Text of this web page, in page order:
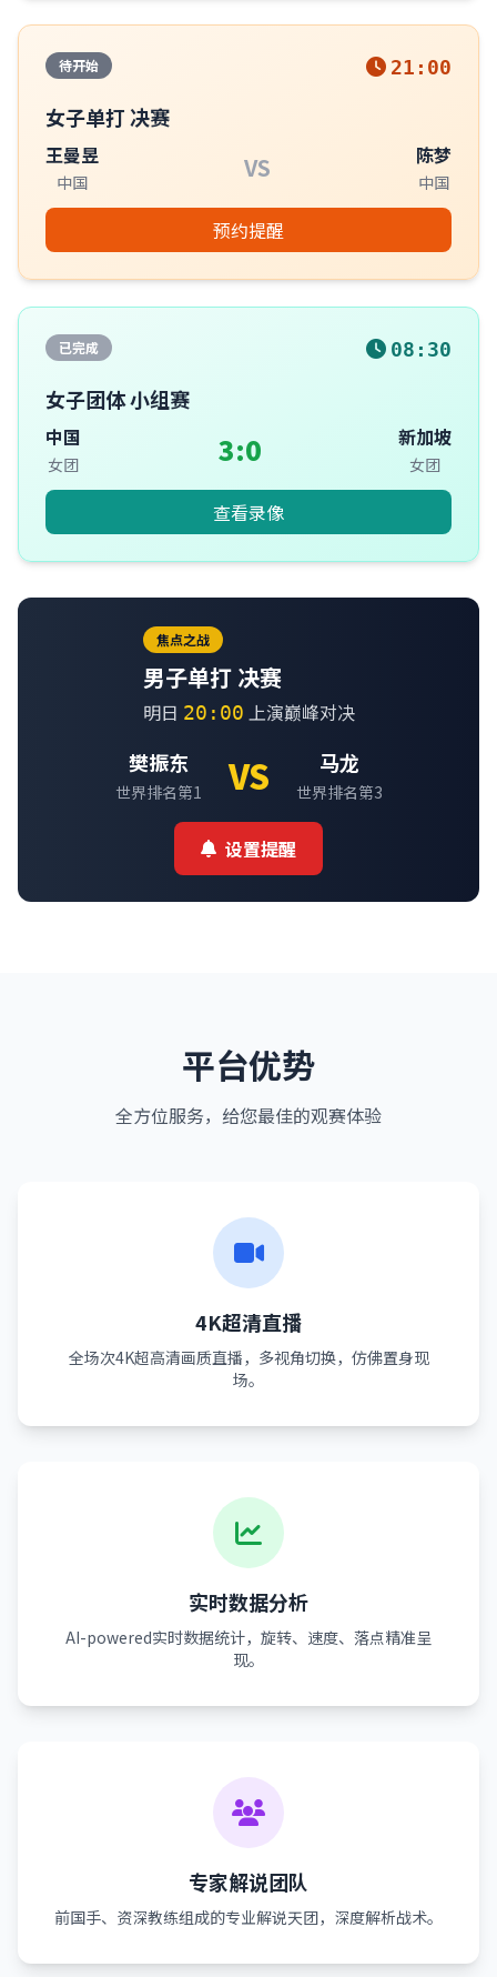
待开始 21:00
女子单打 决赛
王曼昱
中国 VS 陈梦
中国
预约提醒
已完成 08:30
女子团体 小组赛
中国
女团 3:0 新加坡
女团
查看录像
焦点之战
男子单打 决赛
明日 20:00 上演巅峰对决
樊振东
世界排名第1 VS 马龙
世界排名第3
设置提醒
平台优势
全方位服务，给您最佳的观赛体验
4K超清直播
全场次4K超高清画质直播，多视角切换，仿佛置身现
场。
实时数据分析
AI-powered实时数据统计，旋转、速度、落点精准呈
现。
专家解说团队
前国手、资深教练组成的专业解说天团，深度解析战术。